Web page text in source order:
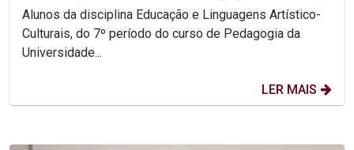
Alunos da disciplina Educação e Linguagens Artístico-
Culturais, do 7º período do curso de Pedagogia da
Universidade...
LER MAIS